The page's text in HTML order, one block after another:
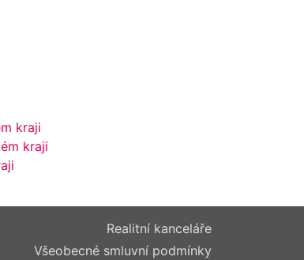
kraji
kraji
Realitní kanceláře
Všeobecné smluvní podmínky